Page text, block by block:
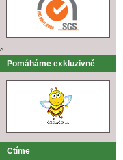
^
Pomáháme exkluzivně
Ctíme